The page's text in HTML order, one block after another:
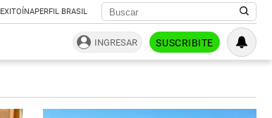
EXITOÍNAPERFIL BRASIL
INGRESAR SUSCRIBITE